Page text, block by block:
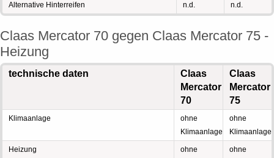
Alternative Hinterreifen n.d. n.d.
Claas Mercator 70 gegen Claas Mercator 75 -
Heizung
technische daten
Claas
Mercator
70
Claas
Mercator
75
Klimaanlage
ohne
Klimaanlage
ohne
Klimaanlage
Heizung
ohne
ohne